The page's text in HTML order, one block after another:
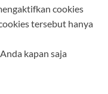
cookies
tersebut hanya
kapan saja